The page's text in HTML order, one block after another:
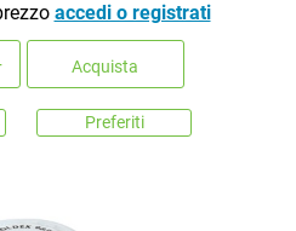
accedi o registrati
Acquista
Preferiti